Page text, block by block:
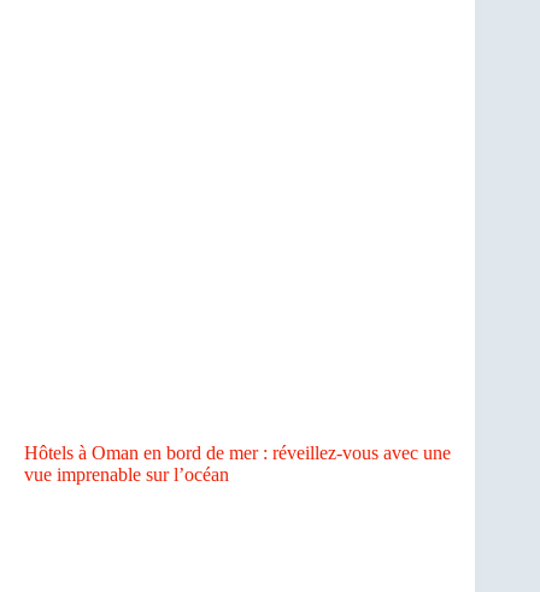
Hôtels à Oman en bord de mer : réveillez-vous avec une
vue imprenable sur l’océan